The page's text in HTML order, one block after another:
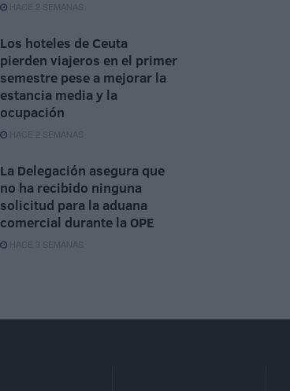
HACE 2 SEMANAS
Los hoteles de Ceuta
pierden viajeros en el primer
semestre pese a mejorar la
estancia media y la
ocupación
HACE 2 SEMANAS
La Delegación asegura que
no ha recibido ninguna
solicitud para la aduana
comercial durante la OPE
HACE 3 SEMANAS